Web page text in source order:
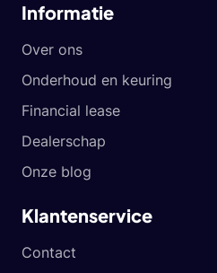
Informatie
Over ons
Onderhoud en keuring
Financial lease
Dealerschap
Onze blog
Klantenservice
Contact